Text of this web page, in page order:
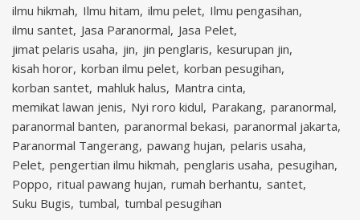
ilmu hikmah Ilmu hitam ilmu pelet Ilmu pengasihan
ilmu santet Jasa Paranormal Jasa Pelet
jimat pelaris usaha jin jin penglaris kesurupan jin
kisah horor korban ilmu pelet korban pesugihan
korban santet mahluk halus Mantra cinta
memikat lawan jenis Nyi roro kidul Parakang paranormal
paranormal banten paranormal bekasi paranormal jakarta
Paranormal Tangerang pawang hujan pelaris usaha
Pelet pengertian ilmu hikmah penglaris usaha pesugihan
Poppo ritual pawang hujan rumah berhantu santet
Suku Bugis tumbal tumbal pesugihan